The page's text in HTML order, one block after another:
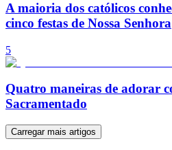
A maioria dos católicos
cinco festas de Nossa Senhora
5
Quatro maneiras de adorar
Sacramentado
Carregar mais artigos